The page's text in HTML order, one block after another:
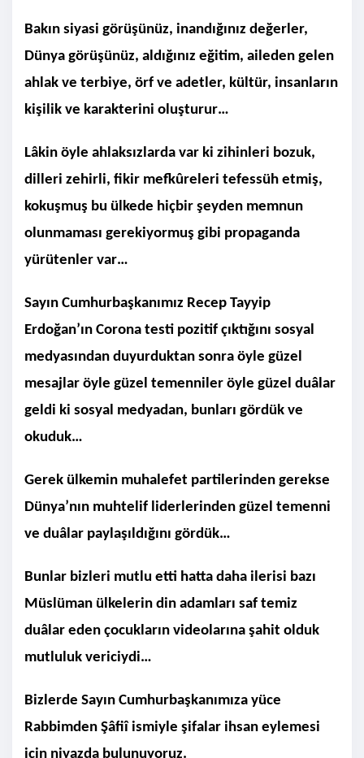
Bakın siyasi görüşünüz, inandığınız değerler,
Dünya görüşünüz, aldığınız eğitim, aileden gelen
ahlak ve terbiye, örf ve adetler, kültür, insanların
kişilik ve karakterini oluşturur…
Lâkin öyle ahlaksızlarda var ki zihinleri bozuk,
dilleri zehirli, fikir mefkûreleri tefessüh etmiş,
kokuşmuş bu ülkede hiçbir şeyden memnun
olunmaması gerekiyormuş gibi propaganda
yürütenler var…
Sayın Cumhurbaşkanımız Recep Tayyip
Erdoğan’ın Corona testi pozitif çıktığını sosyal
medyasından duyurduktan sonra öyle güzel
mesajlar öyle güzel temenniler öyle güzel duâlar
geldi ki sosyal medyadan, bunları gördük ve
okuduk…
Gerek ülkemin muhalefet partilerinden gerekse
Dünya’nın muhtelif liderlerinden güzel temenni
ve duâlar paylaşıldığını gördük…
Bunlar bizleri mutlu etti hatta daha ilerisi bazı
Müslüman ülkelerin din adamları saf temiz
duâlar eden çocukların videolarına şahit olduk
mutluluk vericiydi…
Bizlerde Sayın Cumhurbaşkanımıza yüce
Rabbimden Şâfiî ismiyle şifalar ihsan eylemesi
için niyazda bulunuyoruz.